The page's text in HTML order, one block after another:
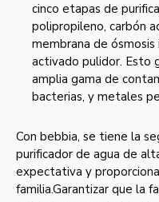
cinco etapas de
polipropileno, carbón
membrana de
activado pulidor. Esto
amplia gama de
bacterias, y metales
Con bebbia, se tiene la
purificador de agua de
expectativa y
familia.Garantizar que la